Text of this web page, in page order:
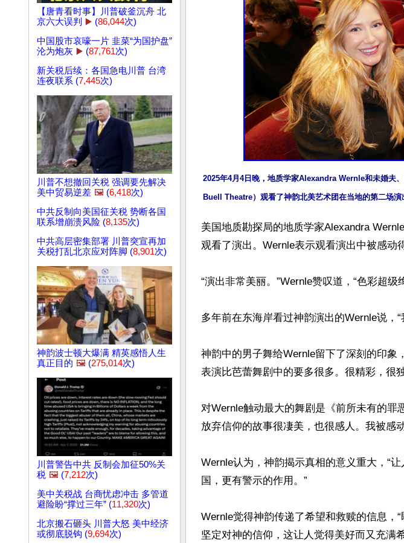
【唐青看时事】川普破釜沉舟 北
京六大误判
▶️ (86,044次)
中国股市哀嚎一片 韭菜“为国护盘”
沦为炮灰 ▶️ (87,761次)
新关税后续：各国急电川普 台湾
连夜联系 (7,445次)
川普不想撤回关税 强调要先解决
美中贸易逆差 🖼️ (6,418次)
中共反制向美国征关税 势断各国
联系增崩溃风险 (8,135次)
中共高层密集部署 川普突宣再加
关税打乱北京应对阵脚 (8,901次)
神韵波士顿大爆满 精英感悟人生
真正目的 🖼️ (275,014次)
川普警告中共 反制会加征50%关
税 🖼️ (7,212次)
美中关税战 台商忧虑冲击 多管道
避险盼“撑过三年” (11,320次)
北京搬石砸头 川普大怒 美中经济
或彻底脱钩 (9,694次)
2025年4月4日晚，地质学家Alexandra Wernle和未婚夫
Buell Theatre）观看了神韵北美艺术团在当地的第二场演
美国地质勘探局的地质学家Alexandra
观看了演出。Wernle表示观看演出中被感动
“演出非常美丽。”Wernle赞叹道，“色彩超级
多年前在东海岸看过神韵演出的Wernle说，
神韵中的男子舞给Wernle留下了深刻的印象
表演比芭蕾舞剧中的要多很多。很精彩，很
对Wernle触动最大的舞剧是《前所未有的罪
放弃信仰的故事很凄美，也很感人。我被感
Wernle认为，神韵揭示真相的意义重大，“
国，更有警示的作用。”
Wernle觉得神韵传递了希望和救赎的信息，
坚定对神的信仰，这让人觉得美好而又充满